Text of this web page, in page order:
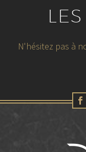
TRICOFLEX
N'hésitez pas à